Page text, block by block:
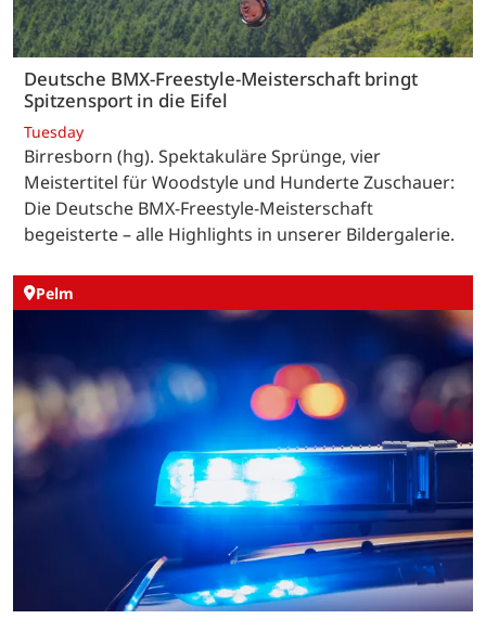
Deutsche BMX-Freestyle-Meisterschaft bringt
Spitzensport in die Eifel
Tuesday
Birresborn (hg). Spektakuläre Sprünge, vier
Meistertitel für Woodstyle und Hunderte Zuschauer:
Die Deutsche BMX-Freestyle-Meisterschaft
begeisterte – alle Highlights in unserer Bildergalerie.
Pelm